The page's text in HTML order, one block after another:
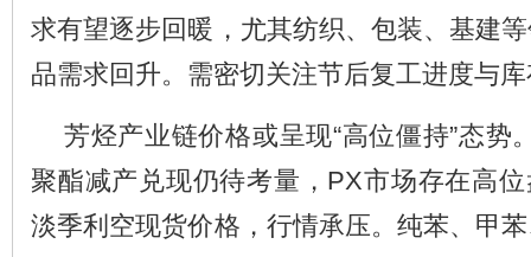
求有望逐步回暖，尤其纺织、包装、基建
品需求回升。需密切关注节后复工进度与
芳烃产业链价格或呈现“高位僵持”态势
聚酯减产兑现仍待考量，PX市场存在高
淡季利空现货价格，行情承压。纯苯、甲